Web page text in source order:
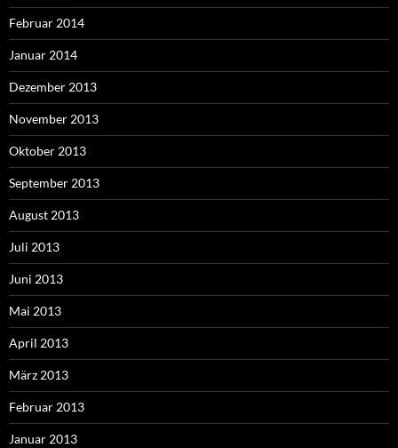
Februar 2014
Januar 2014
Dezember 2013
November 2013
Oktober 2013
September 2013
August 2013
Juli 2013
Juni 2013
Mai 2013
April 2013
März 2013
Februar 2013
Januar 2013